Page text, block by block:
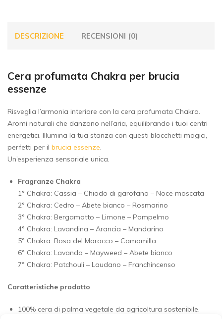
DESCRIZIONE RECENSIONI (0)
Cera profumata Chakra per brucia
essenze
Risveglia l’armonia interiore con la cera profumata Chakra.
Aromi naturali che danzano nell’aria, equilibrando i tuoi centri
energetici. Illumina la tua stanza con questi blocchetti magici,
perfetti per il brucia essenze.
Un’esperienza sensoriale unica.
Fragranze Chakra
1° Chakra: Cassia – Chiodo di garofano – Noce moscata
2° Chakra: Cedro – Abete bianco – Rosmarino
3° Chakra: Bergamotto – Limone – Pompelmo
4° Chakra: Lavandina – Arancia – Mandarino
5° Chakra: Rosa del Marocco – Camomilla
6° Chakra: Lavanda – Mayweed – Abete bianco
7° Chakra: Patchouli – Laudano – Franchincenso
Caratteristiche prodotto
100% cera di palma vegetale da agricoltura sostenibile.